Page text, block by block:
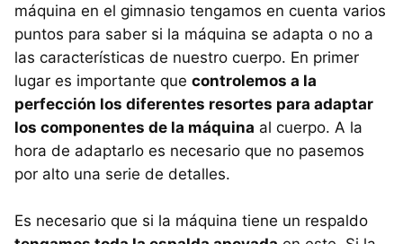
máquina en el gimnasio tengamos en cuenta varios
puntos para saber si la máquina se adapta o no a
las características de nuestro cuerpo. En primer
lugar es importante que controlemos a la
perfección los diferentes resortes para adaptar
los componentes de la máquina al cuerpo. A la
hora de adaptarlo es necesario que no pasemos
por alto una serie de detalles.
Es necesario que si la máquina tiene un respaldo